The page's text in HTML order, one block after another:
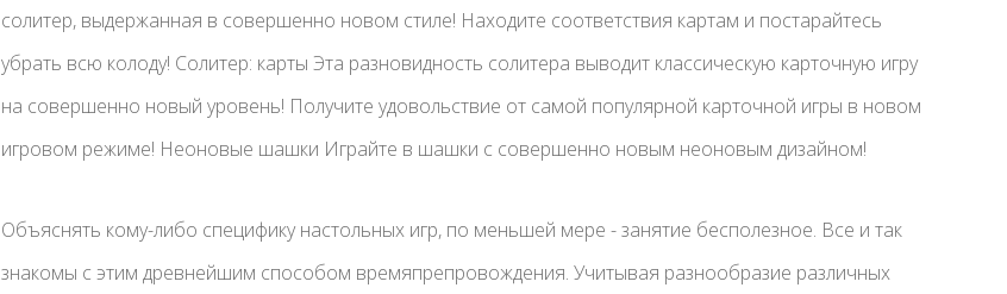
солитер, выдержанная в совершенно новом стиле! Находите соответствия картам и постарайтесь
убрать всю колоду! Солитер: карты Эта разновидность солитера выводит классическую карточную игру
на совершенно новый уровень! Получите удовольствие от самой популярной карточной игры в новом
игровом режиме! Неоновые шашки Играйте в шашки с совершенно новым неоновым дизайном!
Объяснять кому-либо специфику настольных игр, по меньшей мере - занятие бесполезное. Все и так
знакомы с этим древнейшим способом времяпрепровождения. Учитывая разнообразие различных